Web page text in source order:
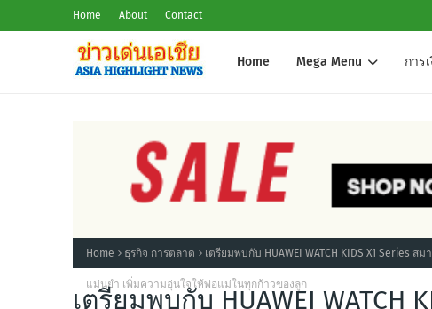
Home About Contact
Home Mega Menu การ
Home ธุรกิจ การตลาด เตรียมพบกับ HUAWEI WATCH KIDS X1
แม่นยำ เพิ่มความอุ่นใจให้พ่อแม่ในทุกก้าวของลูก
เตรียมพบกับ HUAWEI WATCH